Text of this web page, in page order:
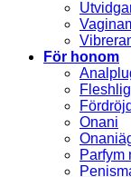
För honom
Onani
Parfym